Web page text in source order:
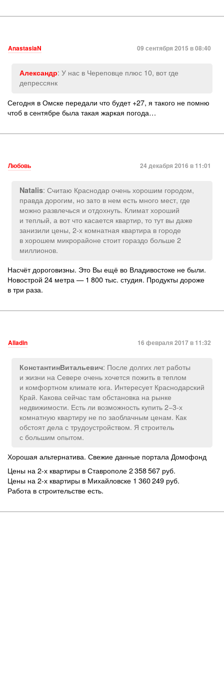
AnastasiaN 09 сентября 2015 в 08:40
Александр: У нас в Череповце плюс 10, вот где
депрессянк
Сегодня в Омске передали что будет +27, я такого не помню
чтоб в сентябре была такая жаркая погода…
Любовь 24 декабря 2016 в 11:01
Natalis: Считаю Краснодар очень хорошим городом,
правда дорогим, но зато в нем есть много мест, где
можно развлечься и отдохнуть. Климат хороший
и теплый, а вот что касается квартир, то тут вы даже
занизили цены, 2-х комнатная квартира в городе
в хорошем микрорайоне стоит гораздо больше 2
миллионов.
Насчёт дороговизны. Это Вы ещё во Владивостоке не были.
Новострой 24 метра — 1 800 тыс. студия. Продукты дороже
в три раза.
Alladin 16 февраля 2017 в 11:32
КонстантинВитальевич: После долгих лет работы
и жизни на Севере очень хочется пожить в теплом
и комфортном климате юга. Интересует Краснодарский
Край. Какова сейчас там обстановка на рынке
недвижимости. Есть ли возможность купить 2−3-х
комнатную квартиру не по заоблачным ценам. Как
обстоят дела с трудоустройством. Я строитель
с большим опытом.
Хорошая альтернатива. Свежие данные портала Домофонд
Цены на 2-х квартиры в Ставрополе 2 358 567 руб.
Цены на 2-х квартиры в Михайловске 1 360 249 руб.
Работа в строительстве есть.